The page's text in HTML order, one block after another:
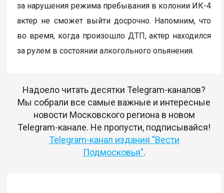
за нарушения режима пребывания в колонии ИК-4
актер не сможет выйти досрочно. Напомним, что
во время, когда произошло ДТП, актер находился
за рулем в состоянии алкогольного опьянения.
Надоело читать десятки Telegram-каналов?
Мы собрали все самые важные и интересные
новости Московского региона в новом
Telegram-канале. Не пропусти, подписывайся!
Telegram-канал издания "Вести
Подмосковья".